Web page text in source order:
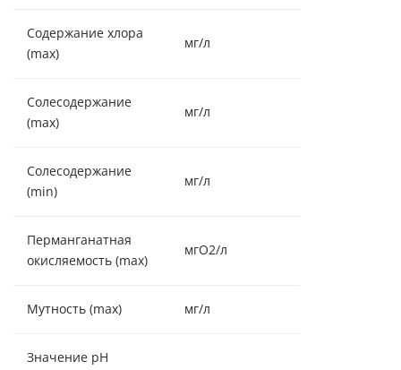
Содержание хлора
(max)
мг/л
Солесодержание
(max)
мг/л
Солесодержание
(min)
мг/л
Перманганатная
окисляемость (max)
мгO2/л
Мутность (max) мг/л
Значение pH